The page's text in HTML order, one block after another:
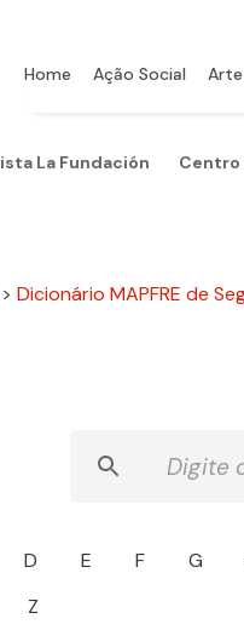
Home Ação Social
La Fundación Centro
> Dicionário MAPFRE de
D E F G
Z